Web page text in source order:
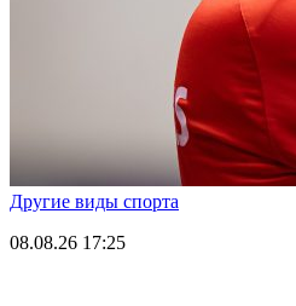
Другие виды спорта
08.08.26 17:25